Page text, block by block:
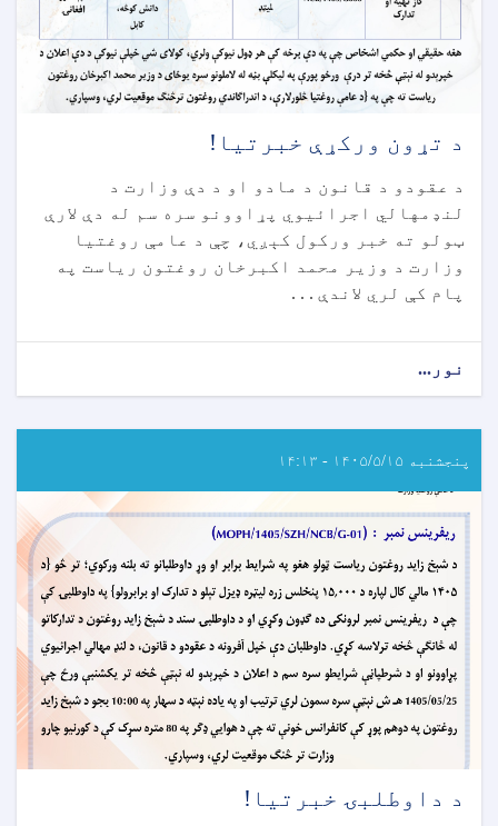
د تړون ورکړې خبرتیا!
د عقودو د قانون د مادو او د دې وزارت د
لنډمهالي اجرائیوي پړاوونو سره سم له دې لارې
ټولو ته خبر ورکول کېږي، چې د عامې روغتیا
وزارت د وزیر محمد اکبرخان روغتون ریاست په
پام کې لري لاندې . . .
نور...
ورکړې
خبرتیا!پنجشنبه ۱۴۰۵/۵/۱۵ - ۱۴:۱۳
د داوطلبۍ خبرتیا!